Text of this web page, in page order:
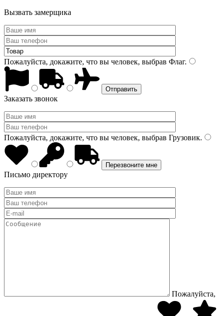
Вызвать замерщика
Пожалуйста, докажите, что вы человек, выбрав Флаг.
Заказать звонок
Пожалуйста, докажите, что вы человек, выбрав Грузовик.
Письмо директору
Пожалуйста,